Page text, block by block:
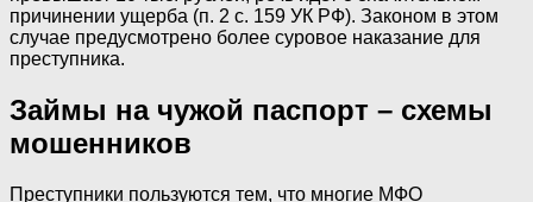
причинении ущерба (п. 2 с. 159 УК РФ). Законом в этом
случае предусмотрено более суровое наказание для
преступника.
Займы на чужой паспорт – схемы
мошенников
Преступники пользуются тем, что многие МФО